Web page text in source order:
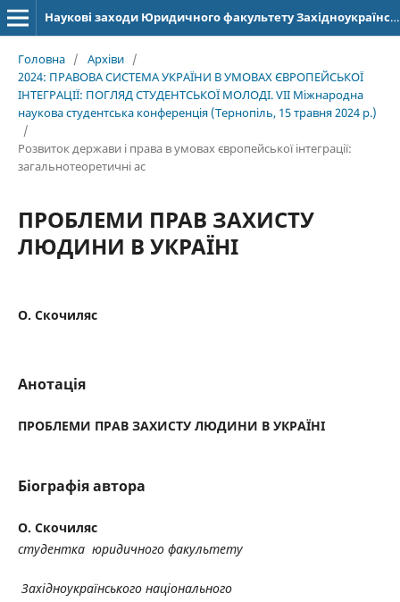
Наукові заходи Юридичного факультету Західноукраїнського національного університету
Головна / Архіви /
2024: ПРАВОВА СИСТЕМА УКРАЇНИ В УМОВАХ ЄВРОПЕЙСЬКОЇ
ІНТЕГРАЦІЇ: ПОГЛЯД СТУДЕНТСЬКОЇ МОЛОДІ. VІІ Міжнародна
наукова студентська конференція (Тернопіль, 15 травня 2024 р.)
/
Розвиток держави і права в умовах європейської інтеграції:
загальнотеоретичні ас
ПРОБЛЕМИ ПРАВ ЗАХИСТУ
ЛЮДИНИ В УКРАЇНІ
О. Скочиляс
Анотація
ПРОБЛЕМИ ПРАВ ЗАХИСТУ ЛЮДИНИ В УКРАЇНІ
Біографія автора
О. Скочиляс
студентка юридичного факультету
Західноукраїнського національного